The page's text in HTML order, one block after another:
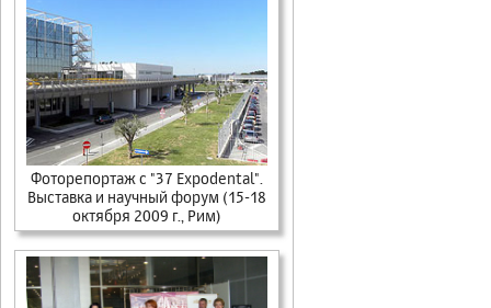
Фоторепортаж c "37 Expodental".
Выставка и научный форум (15-18
октября 2009 г., Рим)